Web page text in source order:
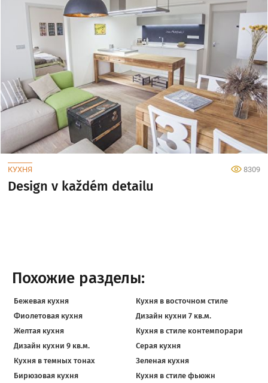
КУХНЯ 8309
Design v každém detailu
Похожие разделы:
Бежевая кухня
Кухня в восточном стиле
Фиолетовая кухня
Дизайн кухни 7 кв.м.
Желтая кухня
Кухня в стиле контемпорари
Дизайн кухни 9 кв.м.
Серая кухня
Кухня в темных тонах
Зеленая кухня
Бирюзовая кухня
Кухня в стиле фьюжн